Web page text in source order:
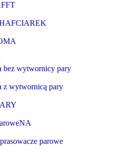
bez wytwornicy pary
z wytwornicą pary
parowe